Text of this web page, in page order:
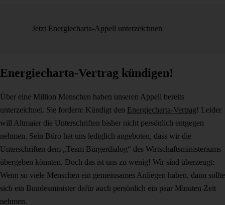
Jetzt Energiecharta-Appell unterzeichnen
Energiecharta-Vertrag kündigen!
Über eine Million Menschen haben unseren Appell bereits
unterzeichnet. Sie fordern: Kündigt den Energiecharta-Vertrag! Leider
will Altmaier die Unterschriften bisher nicht persönlich entgegen
nehmen. Sein Büro hat uns lediglich angeboten, dass wir die
Unterschriften dem „Team Bürgerdialog“ des Wirtschaftsministeriums
übergeben könnten. Doch das ist uns zu wenig! Wir sind überzeugt:
Wenn so viele Menschen ein gemeinsames Anliegen haben, dann sollte
sich ein Bundesminister dafür auch persönlich ein paar Minuten Zeit
nehmen.